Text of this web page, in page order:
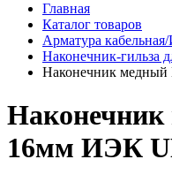
Главная
Каталог товаров
Арматура
Наконечник-гильза
Наконечник
16мм ИЭК